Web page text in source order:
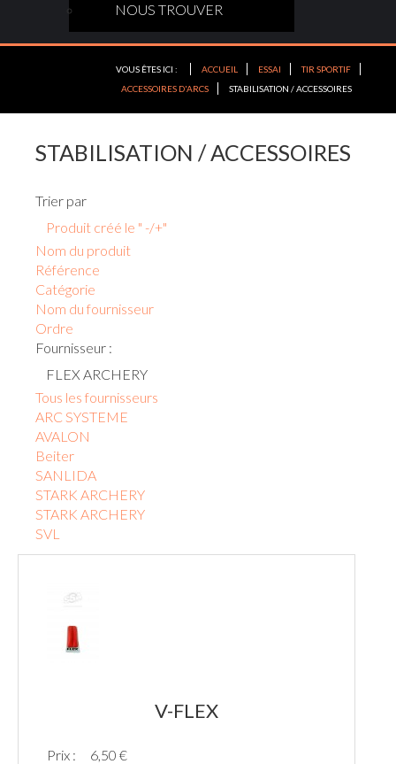
NOUS TROUVER
VOUS ÊTES ICI : ACCUEIL ESSAI
TIR SPORTIF
ACCESSOIRES D'ARCS
STABILISATION / ACCESSOIRES
STABILISATION / ACCESSOIRES
Trier par
Produit créé le " -/+"
Nom du produit
Référence
Catégorie
Nom du fournisseur
Ordre
Fournisseur :
FLEX ARCHERY
Tous les fournisseurs
ARC SYSTEME
AVALON
Beiter
SANLIDA
STARK ARCHERY
STARK ARCHERY
SVL
V-FLEX
Prix :
6,50 €